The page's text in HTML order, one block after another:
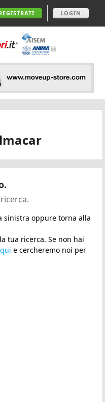
LOGIN
sinistra oppure torna alla
tua ricerca. Se non hai
e cercheremo noi per